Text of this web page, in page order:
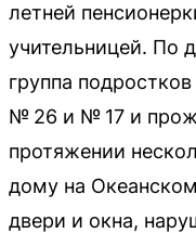
летней
учительницей. По
группа
№ 26 и № 17 и
протяжении
дому на Океанском
двери и окна,